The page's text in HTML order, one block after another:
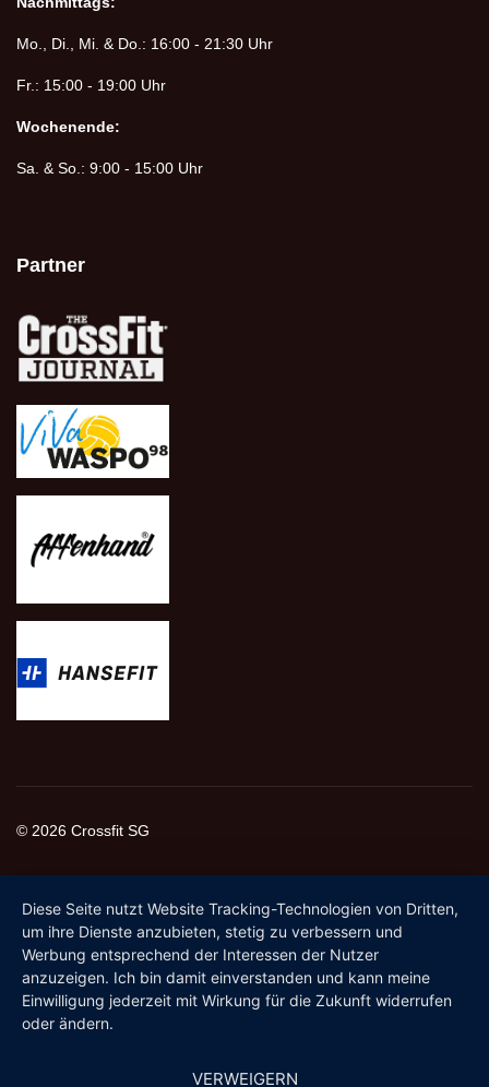
Mo., Di., Mi. & Do.: 16:00 - 21:30 Uhr
Fr.: 15:00 - 19:00 Uhr
Wochenende:
Sa. & So.: 9:00 - 15:00 Uhr
Partner
© 2026 Crossfit SG
Diese Seite nutzt Website Tracking-Technologien von Dritten,
um ihre Dienste anzubieten, stetig zu verbessern und
Werbung entsprechend der Interessen der Nutzer
anzuzeigen. Ich bin damit einverstanden und kann meine
Einwilligung jederzeit mit Wirkung für die Zukunft widerrufen
oder ändern.
VERWEIGERN